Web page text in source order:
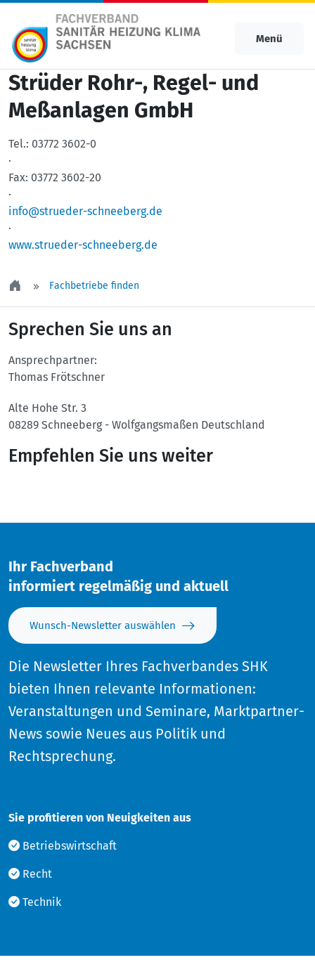
Menü
Strüder Rohr-, Regel- und
Meßanlagen GmbH
Tel.: 03772 3602-0
·
Fax: 03772 3602-20
·
info@strueder-schneeberg.de
·
www.strueder-schneeberg.de
Fachbetriebe finden
Sprechen Sie uns an
Ansprechpartner:
Thomas Frötschner
Alte Hohe Str. 3
08289 Schneeberg - Wolfgangsmaßen Deutschland
Empfehlen Sie uns weiter
Ihr Fachverband
informiert regelmäßig und aktuell
Wunsch-Newsletter auswählen
Die Newsletter Ihres Fachverbandes SHK
bieten Ihnen relevante Informationen:
Veranstaltungen und Seminare, Marktpartner-
News sowie Neues aus Politik und
Rechtsprechung.
Sie profitieren von Neuigkeiten aus
Betriebswirtschaft
Recht
Technik